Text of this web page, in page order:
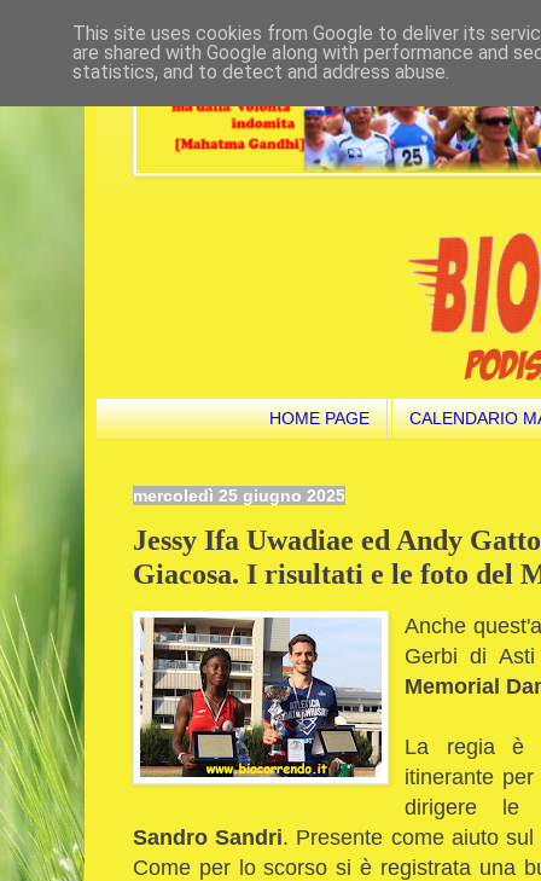
HOME PAGE CALENDARIO
mercoledì 25 giugno 2025
Jessy Ifa Uwadiae ed Andy
Giacosa. I risultati e le foto del
Anche
Gerbi di
Memorial
La regia è
itinerante
dirigere le
Sandro Sandri. Presente come aiuto
Come per lo scorso si è registrata una
This site uses cookies from Google to deliver its
are shared with Google along with performance and
statistics, and to detect and address abuse.